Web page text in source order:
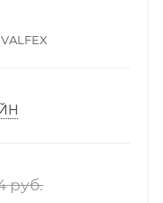
руб.